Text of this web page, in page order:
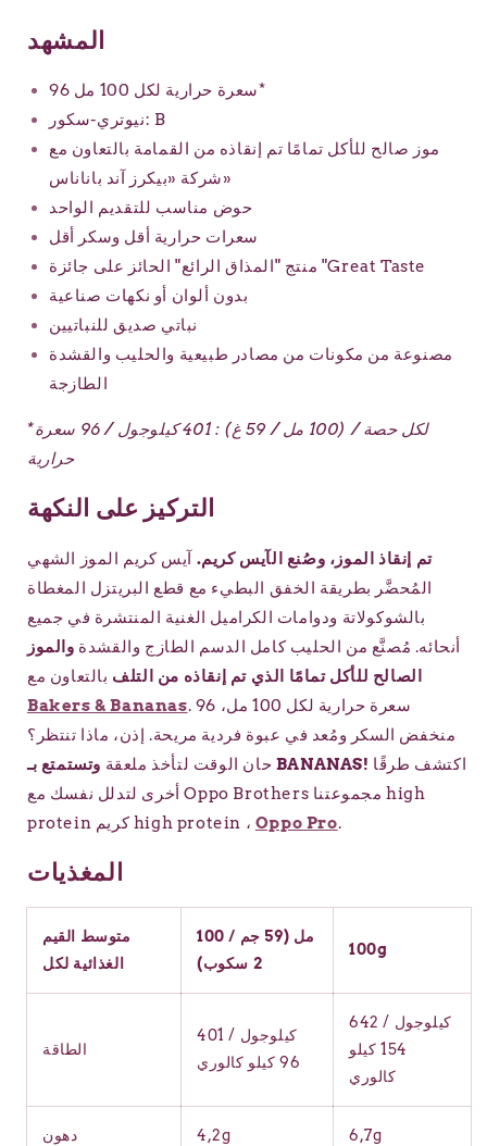
المشهد
96 سعرة حرارية لكل 100 مل*
نيوتري-سكور: B
موز صالح للأكل تمامًا تم إنقاذه من القمامة بالتعاون مع
شركة «بيكرز آند باناناس»
حوض مناسب للتقديم الواحد
سعرات حرارية أقل وسكر أقل
منتج "المذاق الرائع" الحائز على جائزة "Great Taste
بدون ألوان أو نكهات صناعية
نباتي صديق للنباتيين
مصنوعة من مكونات من مصادر طبيعية والحليب والقشدة
الطازجة
*لكل حصة / (100 مل / 59 غ) : 401 كيلوجول / 96 سعرة
حرارية
التركيز على النكهة
تم إنقاذ الموز، وصُنع الآيس كريم. آيس كريم الموز الشهي
المُحضَّر بطريقة الخفق البطيء مع قطع البريتزل المغطاة
بالشوكولاتة ودوامات الكراميل الغنية المنتشرة في جميع
أنحائه. مُصنَّع من الحليب كامل الدسم الطازج والقشدة والموز
الصالح للأكل تمامًا الذي تم إنقاذه من التلف بالتعاون مع
Bakers & Bananas. 96 سعرة حرارية لكل 100 مل،
منخفض السكر ومُعد في عبوة فردية مريحة. إذن، ماذا تنتظر؟
حان الوقت لتأخذ ملعقة وتستمتع بـ BANANAS!
أخرى لتدلل نفسك مع Oppo Brothers مجموعتنا high
protein كريم high protein ، Oppo Pro.
المغذيات
متوسط القيم
الغذائية لكل
100 مل (59 جم /
2 سكوب)
100g
الطاقة
401 كيلوجول /
96 كيلو كالوري
642 كيلوجول /
154 كيلو
كالوري
دهون 4,2g 6,7g